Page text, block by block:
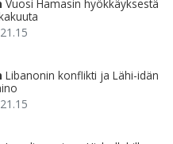
Vuosi Hamasin hyökkäyksestä
Libanonin konflikti ja Lähi-idän